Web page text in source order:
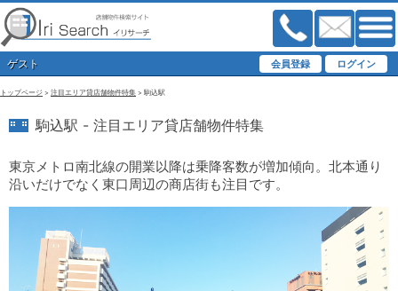
ゲスト
トップページ > 注目エリア貸店舗物件特集 > 駒込駅
駒込駅 - 注目エリア貸店舗物件特集
東京メトロ南北線の開業以降は乗降客数が増加傾向。北本通り
沿いだけでなく東口周辺の商店街も注目です。